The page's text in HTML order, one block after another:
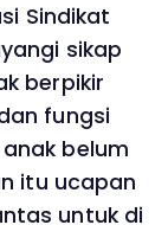
Sindikat
sikap
berpikir
fungsi
belum
itu ucapan
untuk di